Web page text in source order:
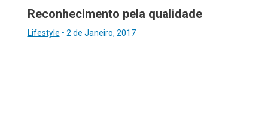
Reconhecimento pela qualidade
Lifestyle • 2 de Janeiro, 2017